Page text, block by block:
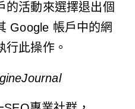
的活動來選擇退出個
Google 帳戶中的網
行此操作。